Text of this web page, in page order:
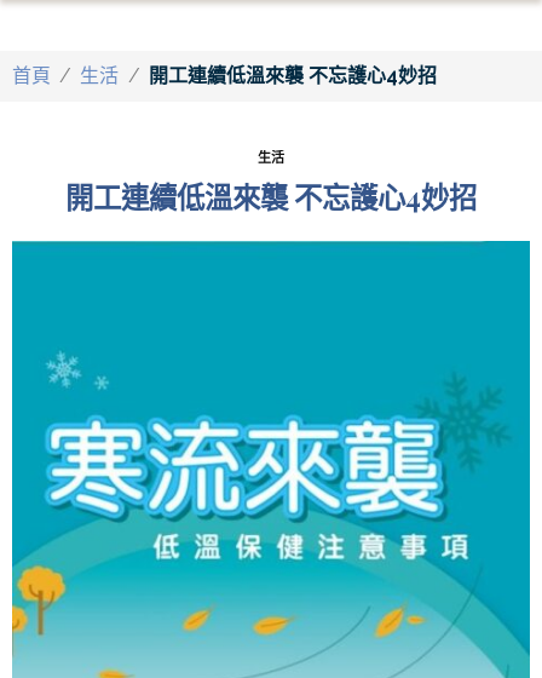
首頁 / 生活 / 開工連續低溫來襲 不忘護心4妙招
生活
開工連續低溫來襲 不忘護心4妙招